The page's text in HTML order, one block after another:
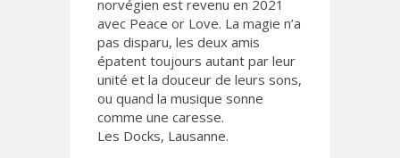
norvégien est revenu en 2021
avec Peace or Love. La magie n’a
pas disparu, les deux amis
épatent toujours autant par leur
unité et la douceur de leurs sons,
ou quand la musique sonne
comme une caresse.
Les Docks, Lausanne.